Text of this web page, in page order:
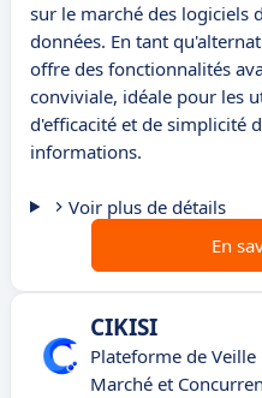
sur le marché des logiciels
données. En tant
offre des fonctionnalités
conviviale, idéale pour les
d'efficacité et de simplicité
informations.
Voir plus de détails
En
CIKISI
Plateforme de Veille
Marché et